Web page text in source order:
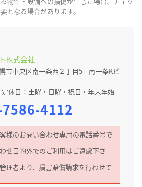
となる場合があります。
株式会社
市中央区南一条西２丁目5 南一条Kビ
休日：土曜・日曜・祝日・年末年始
4112
様のお問い合わせ専用の電話番号で
せ目的外でのご利用はご遠慮下さ
理者より、損害賠償請求を行わせて